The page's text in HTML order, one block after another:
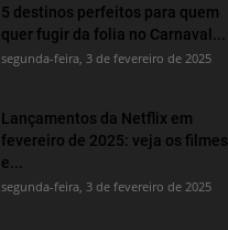
5 destinos perfeitos para quem
quer fugir da folia no Carnaval...
segunda-feira, 3 de fevereiro de 2025
Lançamentos da Netflix em
fevereiro de 2025: veja os filmes
e...
segunda-feira, 3 de fevereiro de 2025